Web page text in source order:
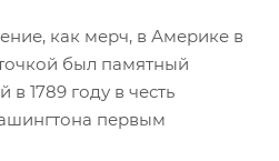
как мерч, в Америке в
был памятный
в 1789 году в честь
первым